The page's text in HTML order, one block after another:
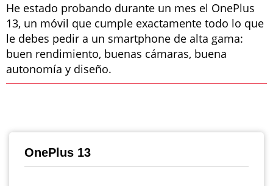
He estado probando durante un mes el OnePlus
13, un móvil que cumple exactamente todo lo que
le debes pedir a un smartphone de alta gama:
buen rendimiento, buenas cámaras, buena
autonomía y diseño.
OnePlus 13